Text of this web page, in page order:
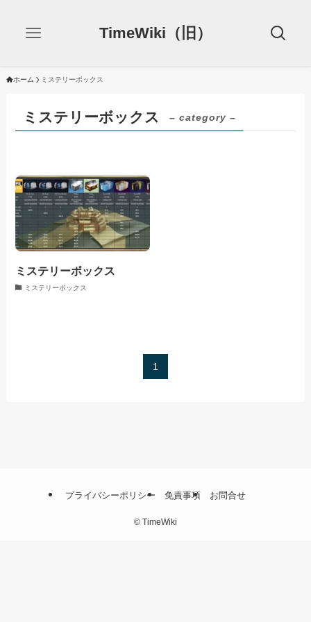
TimeWiki（旧）
ホーム ミステリーボックス
ミステリーボックス – category –
ミステリーボックス
ミステリーボックス
1
プライバシーポリシー 免責事項 お問合せ
© TimeWiki